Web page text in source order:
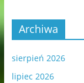
Archiwa
sierpień 2026
lipiec 2026